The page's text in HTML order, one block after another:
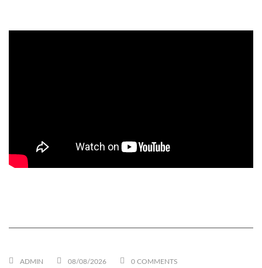
ADMIN 08/08/2026
0 COMMENTS